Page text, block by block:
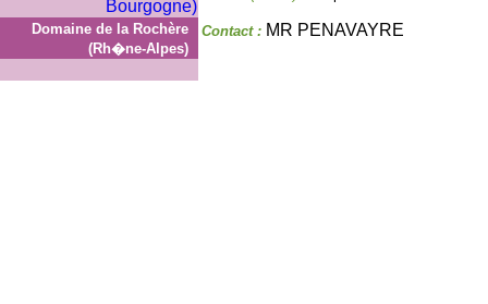
Domaine de la Rochère
(Rh�ne-Alpes)
Contact : MR PENAVAYRE